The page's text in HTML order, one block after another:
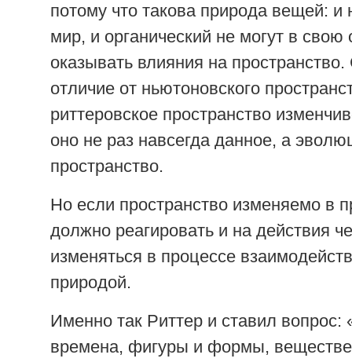
потому что такова природа вещей: и
мир, и органический не могут в свою
оказывать влияния на
отличие от ньютоновского
риттеровское пространство
оно не раз навсегда данное, а
пространство.
Но если пространство изменяемо в
должно реагировать и на действия
изменяться в процессе
природой.
Именно так Риттер и ставил вопрос:
времена, фигуры и формы,